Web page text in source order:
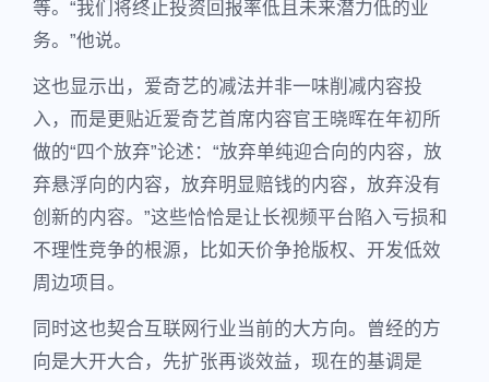
等。“我们将终止投资回报率低且未来潜力低的业
务。”他说。
这也显示出，爱奇艺的减法并非一味削减内容投
入，而是更贴近爱奇艺首席内容官王晓晖在年初所
做的“四个放弃”论述：“放弃单纯迎合向的内容，放
弃悬浮向的内容，放弃明显赔钱的内容，放弃没有
创新的内容。”这些恰恰是让长视频平台陷入亏损和
不理性竞争的根源，比如天价争抢版权、开发低效
周边项目。
同时这也契合互联网行业当前的大方向。曾经的方
向是大开大合，先扩张再谈效益，现在的基调是